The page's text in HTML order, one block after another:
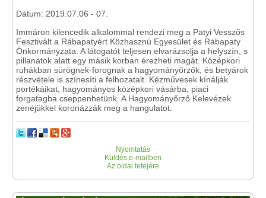
Dátum: 2019.07.06 - 07.
Immáron kilencedik alkalommal rendezi meg a Patyi Vesszős
Fesztivált a Rábapatyért Közhasznú Egyesület és Rábapaty
Önkormányzata. A látogatót teljesen elvarázsolja a helyszín, s
pillanatok alatt egy másik korban érezheti magát. Középkori
ruhákban sürögnek-forognak a hagyományőrzők, és betyárok
részvétele is színesíti a felhozatalt. Kézművesek kínálják
portékáikat, hagyományos középkori vásárba, piaci
forgatagba cseppenhetünk. A Hagyományőrző Kelevézek
zenéjükkel koronázzák meg a hangulatot.
Nyomtatás
Küldés e-mailben
Az oldal tetejére